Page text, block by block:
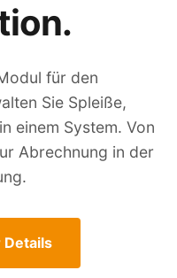
für den
Sie Spleiße,
einem System. Von
Abrechnung in der
Details